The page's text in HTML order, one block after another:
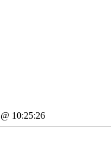
10:25:26